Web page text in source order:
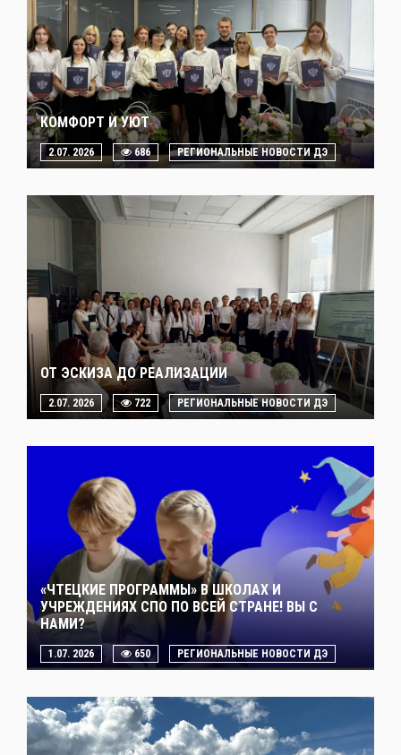
КОМФОРТ И УЮТ
2.07. 2026 686 РЕГИОНАЛЬНЫЕ НОВОСТИ ДЭ
ОТ ЭСКИЗА ДО РЕАЛИЗАЦИИ
2.07. 2026 722 РЕГИОНАЛЬНЫЕ НОВОСТИ ДЭ
«ЧТЕЦКИЕ ПРОГРАММЫ» В ШКОЛАХ И
УЧРЕЖДЕНИЯХ СПО ПО ВСЕЙ СТРАНЕ! ВЫ С
НАМИ?
1.07. 2026 650 РЕГИОНАЛЬНЫЕ НОВОСТИ ДЭ